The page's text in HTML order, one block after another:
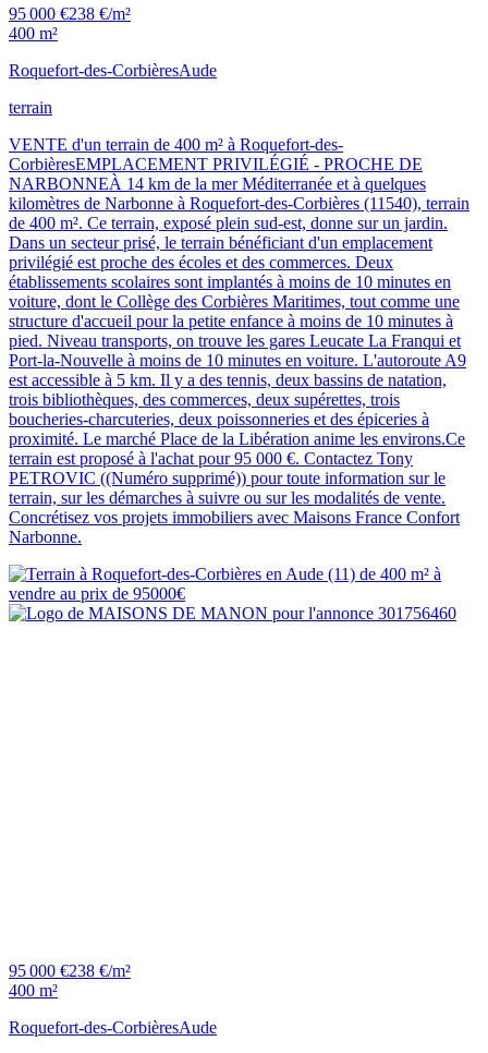
95 000 €238 €/m²
400 m²
Roquefort-des-CorbièresAude
terrain
VENTE d'un terrain de 400 m² à Roquefort-des-
CorbièresEMPLACEMENT PRIVILÉGIÉ - PROCHE DE
NARBONNEÀ 14 km de la mer Méditerranée et à quelques
kilomètres de Narbonne à Roquefort-des-Corbières (11540), terrain
de 400 m². Ce terrain, exposé plein sud-est, donne sur un jardin.
Dans un secteur prisé, le terrain bénéficiant d'un emplacement
privilégié est proche des écoles et des commerces. Deux
établissements scolaires sont implantés à moins de 10 minutes en
voiture, dont le Collège des Corbières Maritimes, tout comme une
structure d'accueil pour la petite enfance à moins de 10 minutes à
pied. Niveau transports, on trouve les gares Leucate La Franqui et
Port-la-Nouvelle à moins de 10 minutes en voiture. L'autoroute A9
est accessible à 5 km. Il y a des tennis, deux bassins de natation,
trois bibliothèques, des commerces, deux supérettes, trois
boucheries-charcuteries, deux poissonneries et des épiceries à
proximité. Le marché Place de la Libération anime les environs.Ce
terrain est proposé à l'achat pour 95 000 €. Contactez Tony
PETROVIC ((Numéro supprimé)) pour toute information sur le
terrain, sur les démarches à suivre ou sur les modalités de vente.
Concrétisez vos projets immobiliers avec Maisons France Confort
Narbonne.
95 000 €238 €/m²
400 m²
Roquefort-des-CorbièresAude